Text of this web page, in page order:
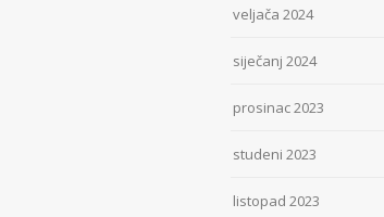
veljača 2024
siječanj 2024
prosinac 2023
studeni 2023
listopad 2023